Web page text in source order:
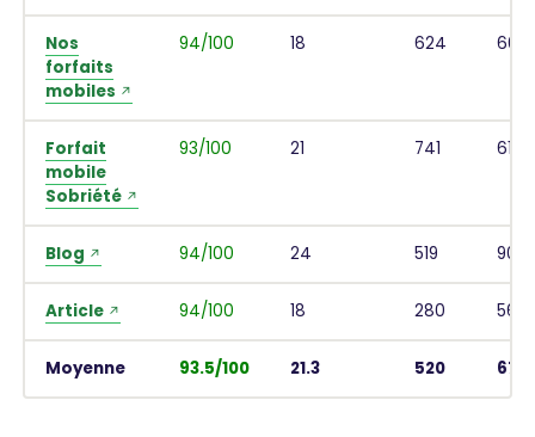
Nos
forfaits
mobiles
94/100 18 624 608
Forfait
mobile
Sobriété
93/100 21 741 616
Blog 94/100 24 519 905
Article 94/100 18 280 566
Moyenne 93.5/100 21.3 520 677